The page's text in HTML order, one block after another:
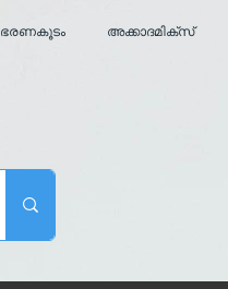
ഭരണകൂടം അക്കാദമിക്സ്